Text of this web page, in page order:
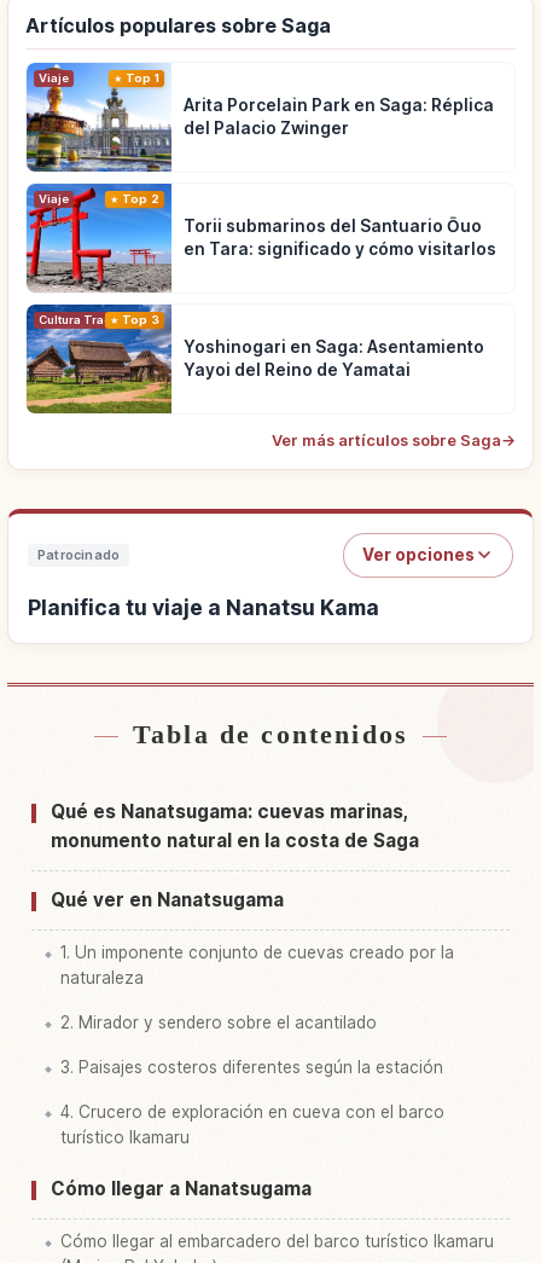
Artículos populares sobre Saga
Viaje Top 1
Arita Porcelain Park en Saga: Réplica
del Palacio Zwinger
Viaje Top 2
Torii submarinos del Santuario Ōuo
en Tara: significado y cómo visitarlos
Cultura Tradicional
Top 3
Yoshinogari en Saga: Asentamiento
Yayoi del Reino de Yamatai
Ver más artículos sobre Saga→
Patrocinado Ver opciones
Planifica tu viaje a Nanatsu Kama
Buscar alojamiento cerca de Nanatsu Kama
Buscar experiencias en Nanatsu Kama
Tabla de contenidos
Qué es Nanatsugama: cuevas marinas,
monumento natural en la costa de Saga
Qué ver en Nanatsugama
1. Un imponente conjunto de cuevas creado por la
naturaleza
2. Mirador y sendero sobre el acantilado
3. Paisajes costeros diferentes según la estación
4. Crucero de exploración en cueva con el barco
turístico Ikamaru
Cómo llegar a Nanatsugama
Cómo llegar al embarcadero del barco turístico Ikamaru